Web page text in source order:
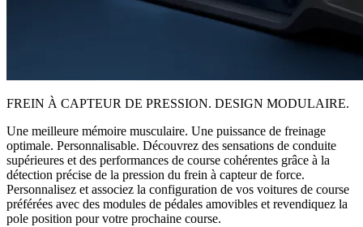
FREIN À CAPTEUR DE PRESSION. DESIGN MODULAIRE.
Une meilleure mémoire musculaire. Une puissance de freinage
optimale. Personnalisable. Découvrez des sensations de conduite
supérieures et des performances de course cohérentes grâce à la
détection précise de la pression du frein à capteur de force.
Personnalisez et associez la configuration de vos voitures de course
préférées avec des modules de pédales amovibles et revendiquez la
pole position pour votre prochaine course.